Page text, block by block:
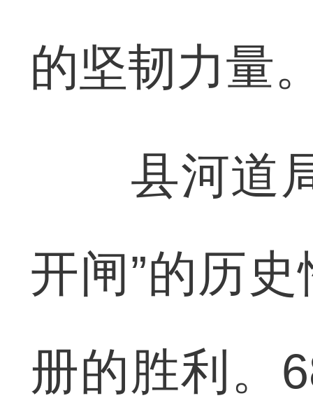
的坚韧力量
县河道局
开闸”的历
册的胜利。